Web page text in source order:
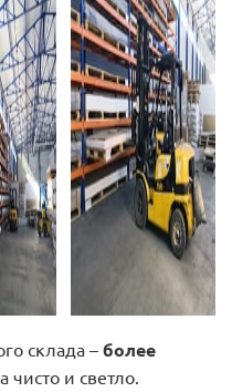
склада – более
чисто и светло.